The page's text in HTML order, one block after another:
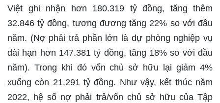
Việt ghi nhận hơn 180.319 tỷ đồng, tăng thêm
32.846 tỷ đồng, tương đương tăng 22% so với đầu
năm. (Nợ phải trả phần lớn là dự phòng nghiệp vụ
dài hạn hơn 147.381 tỷ đồng, tăng 18% so với đầu
năm). Trong khi đó vốn chủ sở hữu lại giảm 4%
xuống còn 21.291 tỷ đồng. Như vậy, kết thúc năm
2022, hệ số nợ phải trả/vốn chủ sở hữu của Tập